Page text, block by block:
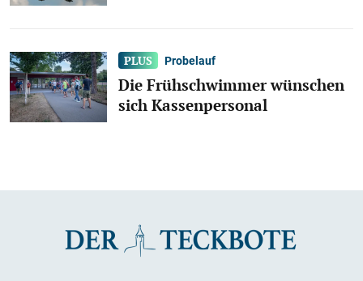
Probelauf
Die Frühschwimmer wünschen
sich Kassenpersonal